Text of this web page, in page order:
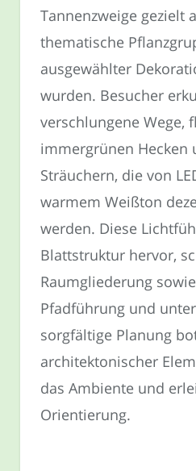
Tannenzweige gezielt
thematische
ausgewählter
wurden. Besucher
verschlungene Wege,
immergrünen Hecken
Sträuchern, die von
warmem Weißton
werden. Diese
Blattstruktur hervor,
Raumgliederung
Pfadführung und
sorgfältige Planung
architektonischer
das Ambiente und
Orientierung.